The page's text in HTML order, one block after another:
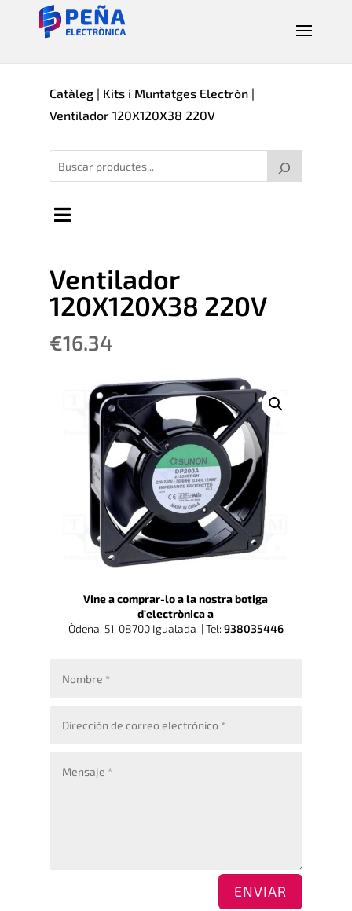
Catàleg| Kits i Muntatges Electròn|
Ventilador 120X120X38 220V
Ventilador
120X120X38 220V
€16.34
Vine a comprar-lo a la nostra botiga
d’electrònica a
Òdena, 51, 08700 Igualada | Tel: 938035446
ENVIAR